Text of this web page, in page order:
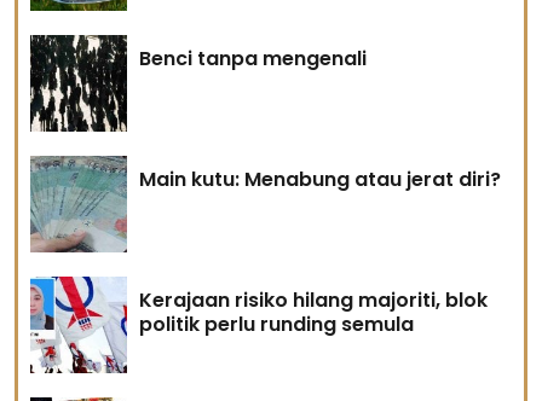
Benci tanpa mengenali
Main kutu: Menabung atau jerat diri?
Kerajaan risiko hilang majoriti, blok
politik perlu runding semula